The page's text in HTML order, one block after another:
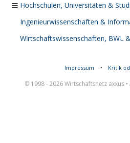
Hochschulen, Universitäten &
Ingenieurwissenschaften &
Wirtschaftswissenschaften, BWL
Impressum • Kritik
© 1998 - 2026 Wirtschaftsnetz axxus